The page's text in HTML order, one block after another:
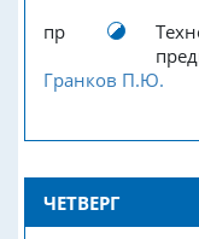
пр
Гранков П.Ю.
ЧЕТВЕРГ